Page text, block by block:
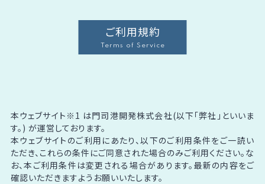
ご利用規約
Terms of Service
本ウェブサイト※1 は門司港開発株式会社(以下「弊社」といいま
す。) が運営しております。
本ウェブサイトのご利用にあたり、以下のご利用条件をご一読い
ただき、これらの条件にご同意された場合のみご利用ください。な
お、本ご利用条件は変更される場合があります。最新の内容をご
確認いただきますようお願いいたします。